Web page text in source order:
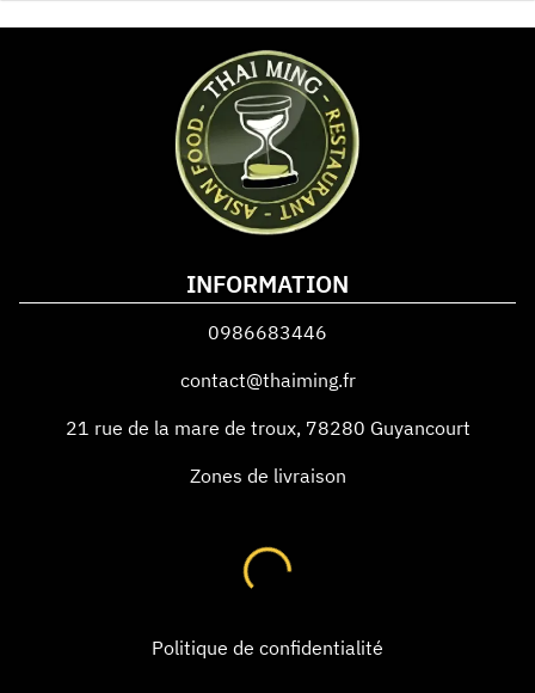
INFORMATION
0986683446
contact@thaiming.fr
21 rue de la mare de troux, 78280 Guyancourt
Zones de livraison
Politique de confidentialité